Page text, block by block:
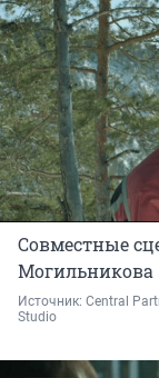
Совместные
Могильникова
Источник: Central
Studio